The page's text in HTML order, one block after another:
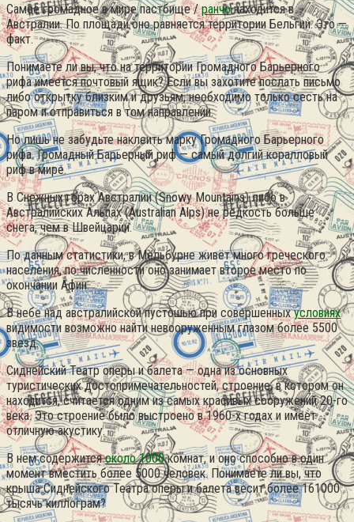
Самое громадное в мире пастбище /ранчонаходится в
Австралии. По площади оно равняется территории Бельгии. Это —
факт.
Понимаете ли вы, что на территории Громадного Барьерного
рифа имеется почтовый ящик? Если вы захотите послать письмо
либо открытку близким и друзьям, необходимо только сесть на
паром и отправиться в том направлении.
Но лишь не забудьте наклеить марку Громадного Барьерного
рифа. Громадный Барьерный риф — самый долгий коралловый
риф в мире.
В Снежных горах Австралии (Snowy Mountains) либо в
Австралийских Альпах (Australian Alps) не редкость больше
снега, чем в Швейцарии.
По данным статистики, в Мельбурне живёт много греческого
населения, по численности оно занимает второе место по
окончании Афин.
В небе над австралийской пустошью при совершенныхусловиях
видимости возможно найти невооруженным глазом более 5500
звезд.
Сиднейский Театр оперы и балета — одна из основных
туристических достопримечательностей, строение, в котором он
находится, считается одним из самых красивых сооружений 20-го
века. Это строение было выстроено в 1960-х годах и имеет
отличную акустику.
В нем содержитсяоколо 1000комнат, и оно способно в один
момент вместить более 5000 человек. Понимаете ли вы, что
крыша Сиднейского Театра оперы и балета весит более 161000
тысячь киллограм?